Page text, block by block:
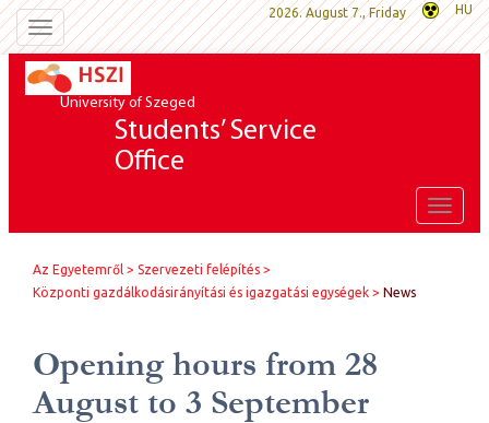
Toggle
navigation
2026. August 7., Friday HU
University of Szeged
Students’ Service
Office
Toggle
Az Egyetemről
Szervezeti felépítés
Központi gazdálkodásirányítási és igazgatási egységek
News
Opening hours from 28
August to 3 September